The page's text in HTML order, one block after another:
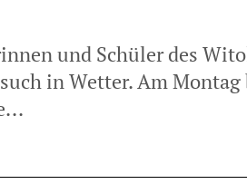
und Schüler des
in Wetter. Am